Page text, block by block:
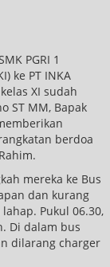
PGRI 1
ke PT INKA
XI sudah
ST MM, Bapak
berdoa
mereka ke Bus
dan kurang
Pukul 06.30,
Di dalam bus
dilarang charger